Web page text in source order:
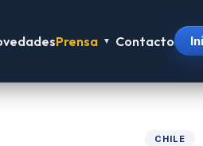
Prensa ▼ Contacto
CHILE